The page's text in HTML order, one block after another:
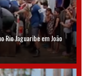
Rio Jaguaribe em João